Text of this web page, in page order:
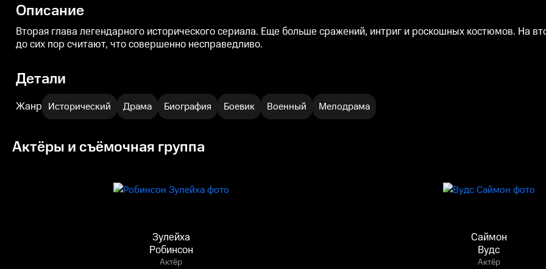
Описание
Вторая глава легендарного исторического сериала. Еще больше сражений, интриг и роскошных костюмов. На
до сих пор считают, что совершенно несправедливо.
Детали
Жанр Исторический Драма Биография Боевик Военный Мелодрама
Актёры и съёмочная группа
Зулейха
Робинсон
Актёр
Саймон
Вудс
Актёр